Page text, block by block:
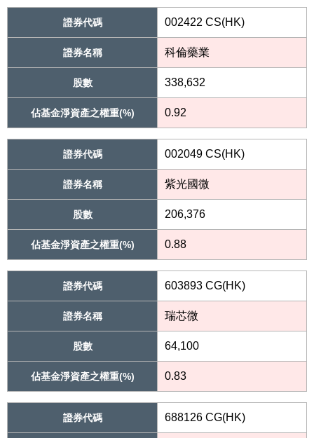
證券代碼 002422 CS(HK)
證券名稱 科倫藥業
股數 338,632
佔基金淨資產之權重(%) 0.92
證券代碼 002049 CS(HK)
證券名稱 紫光國微
股數 206,376
佔基金淨資產之權重(%) 0.88
證券代碼 603893 CG(HK)
證券名稱 瑞芯微
股數 64,100
佔基金淨資產之權重(%) 0.83
證券代碼 688126 CG(HK)